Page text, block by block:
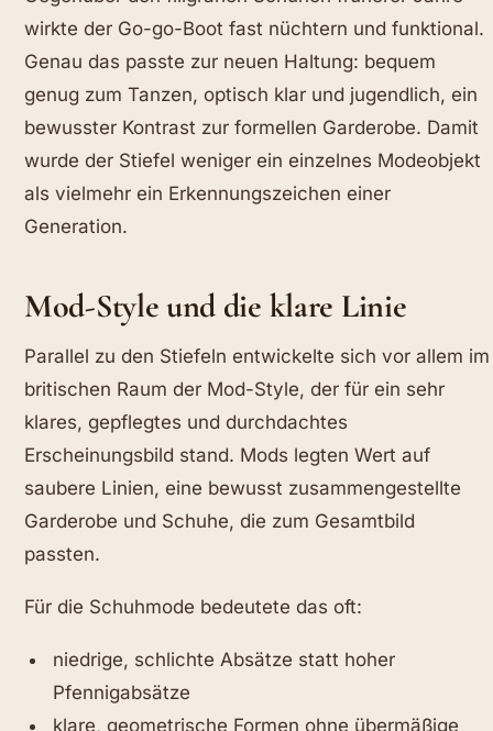
wirkte der Go-go-Boot fast nüchtern und funktional.
Genau das passte zur neuen Haltung: bequem
genug zum Tanzen, optisch klar und jugendlich, ein
bewusster Kontrast zur formellen Garderobe. Damit
wurde der Stiefel weniger ein einzelnes Modeobjekt
als vielmehr ein Erkennungszeichen einer
Generation.
Mod-Style und die klare Linie
Parallel zu den Stiefeln entwickelte sich vor allem im
britischen Raum der Mod-Style, der für ein sehr
klares, gepflegtes und durchdachtes
Erscheinungsbild stand. Mods legten Wert auf
saubere Linien, eine bewusst zusammengestellte
Garderobe und Schuhe, die zum Gesamtbild
passten.
Für die Schuhmode bedeutete das oft:
niedrige, schlichte Absätze statt hoher
Pfennigabsätze
klare, geometrische Formen ohne übermäßige